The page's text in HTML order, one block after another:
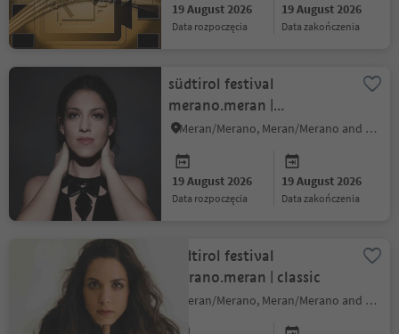
19 August 2026
data rozpoczęcia
19 August 2026
data zakończenia
südtirol festival
merano.meran |
pre.festival music films
Meran/Merano, Meran/Merano and environs
19 August 2026
data rozpoczęcia
19 August 2026
data zakończenia
südtirol festival
merano.meran | classic
Meran/Merano, Meran/Merano and environs